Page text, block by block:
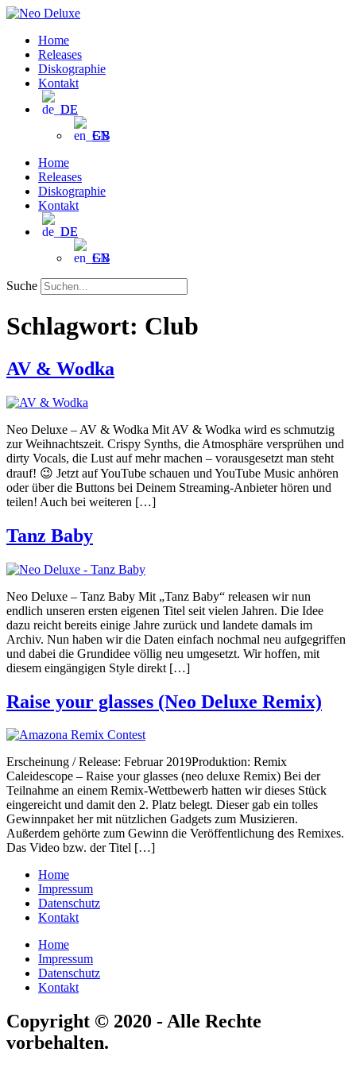
Zum
wechselnHome
Releases
Diskographie
Kontakt
DE
EN
Home
Releases
Diskographie
Kontakt
DE
EN
Suche
Schlagwort: Club
AV & Wodka
Neo Deluxe – AV & Wodka Mit AV & Wodka wird es schmutzig
zur Weihnachtszeit. Crispy Synths, die Atmosphäre versprühen und
dirty Vocals, die Lust auf mehr machen – vorausgesetzt man steht
drauf! 😉 Jetzt auf YouTube schauen und YouTube Music anhören
oder über die Buttons bei Deinem Streaming-Anbieter hören und
teilen! Auch bei weiteren […]
Tanz Baby
Neo Deluxe – Tanz Baby Mit „Tanz Baby“ releasen wir nun
endlich unseren ersten eigenen Titel seit vielen Jahren. Die Idee
dazu reicht bereits einige Jahre zurück und landete damals im
Archiv. Nun haben wir die Daten einfach nochmal neu aufgegriffen
und dabei die Grundidee völlig neu umgesetzt. Wir hoffen, mit
diesem eingängigen Style direkt […]
Raise your glasses (Neo Deluxe Remix)
Erscheinung / Release: Februar 2019Produktion: Remix
Caleidescope – Raise your glasses (neo deluxe Remix) Bei der
Teilnahme an einem Remix-Wettbewerb hatten wir dieses Stück
eingereicht und damit den 2. Platz belegt. Dieser gab ein tolles
Gewinnpaket her mit nützlichen Gadgets zum Musizieren.
Außerdem gehörte zum Gewinn die Veröffentlichung des Remixes.
Das Video bzw. der Titel […]
Home
Impressum
Datenschutz
Kontakt
Home
Impressum
Datenschutz
Kontakt
Copyright © 2020 - Alle Rechte
vorbehalten.